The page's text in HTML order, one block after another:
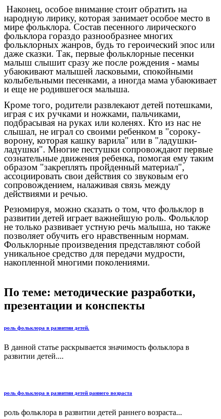
Наконец, особое внимание стоит обратить на
народную лирику, которая занимает особое место в
мире фольклора. Состав песенного лирического
фольклора гораздо разнообразнее многих
фольклорных жанров, будь то героический эпос или
даже сказки. Так, первые фольклорные песенки
малыш слышит сразу же после рождения - мамы
убаюкивают малышей ласковыми, спокойными
колыбельными песенками, а иногда мама убаюкивает
и еще не родившегося малыша.
Кроме того, родители развлекают детей потешками,
играя с их ручками и ножками, пальчиками,
подбрасывая на руках или коленях. Кто из нас не
слышал, не играл со своими ребенком в "сороку-
ворону, которая кашку варила" или в "ладушки-
ладушки". Многие пестушки сопровождают первые
сознательные движения ребенка, помогая ему таким
образом "закреплять пройденный материал",
ассоциировать свои действия со звуковым его
сопровождением, налаживая связь между
действиями и речью.
Резюмируя, можно сказать о том, что фольклор в
развитии детей играет важнейшую роль. Фольклор
не только развивает устную речь малыша, но также
позволяет обучить его нравственным нормам.
Фольклорные произведения представляют собой
уникальное средство для передачи мудрости,
накопленной многими поколениями.
По теме: методические разработки,
презентации и конспекты
роль фольклора в развитии детей.
В данной статье раскрывается значимость фольклора в
развитии детей....
роль фольклора в развитии детей раннего возраста
роль фольклора в развитии детей раннего возраста...